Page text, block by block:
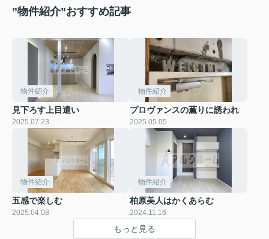
”物件紹介”おすすめ記事
物件紹介
見下ろす上目遣い
2025.07.23
物件紹介
プロヴァンスの薫りに誘われ
2025.05.05
物件紹介
五感で楽しむ
2025.04.08
物件紹介
柏原美人はかくあらむ
2024.11.16
もっと見る